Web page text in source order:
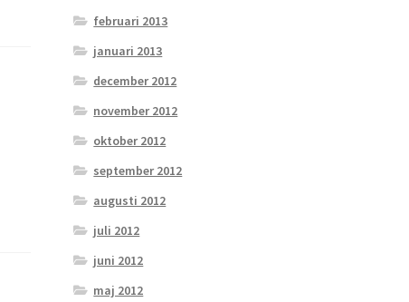
februari 2013
januari 2013
december 2012
november 2012
oktober 2012
september 2012
augusti 2012
juli 2012
juni 2012
maj 2012